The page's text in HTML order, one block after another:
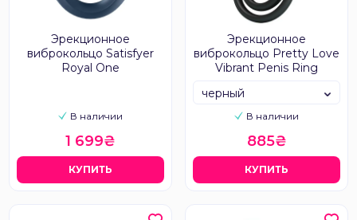
Эрекционное
виброкольцо Satisfyer
Royal One
В наличии
1 699₴
КУПИТЬ
Эрекционное
виброкольцо Pretty Love
Vibrant Penis Ring
В наличии
черный
885₴
КУПИТЬ